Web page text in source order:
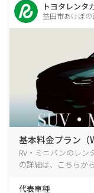
トヨタレンタ
益田市あけぼの
基本料金プラン（
RV・ミニバンのレ
の詳細は、こちらか
代表車種